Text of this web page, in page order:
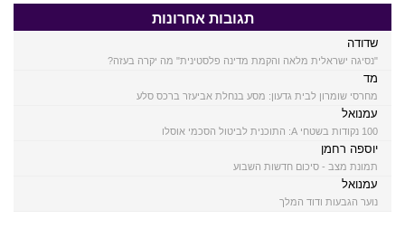
תגובות אחרונות
שדודה
"נסיגה ישראלית מלאה והקמת מדינה פלסטינית" מה יקרה בעזה?
מד
מחרסי שומרון לבית גדעון: מסע בנחלת אביעזר ברכס סלע
עמנואל
100 נקודות בשטחי A: התוכנית לביטול הסכמי אוסלו
יוספה רחמן
תמונת מצב - סיכום חדשות השבוע
עמנואל
נוער הגבעות ודוד המלך